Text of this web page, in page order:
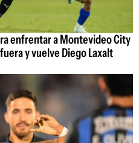
enfrentar a Montevideo City
y vuelve Diego Laxalt